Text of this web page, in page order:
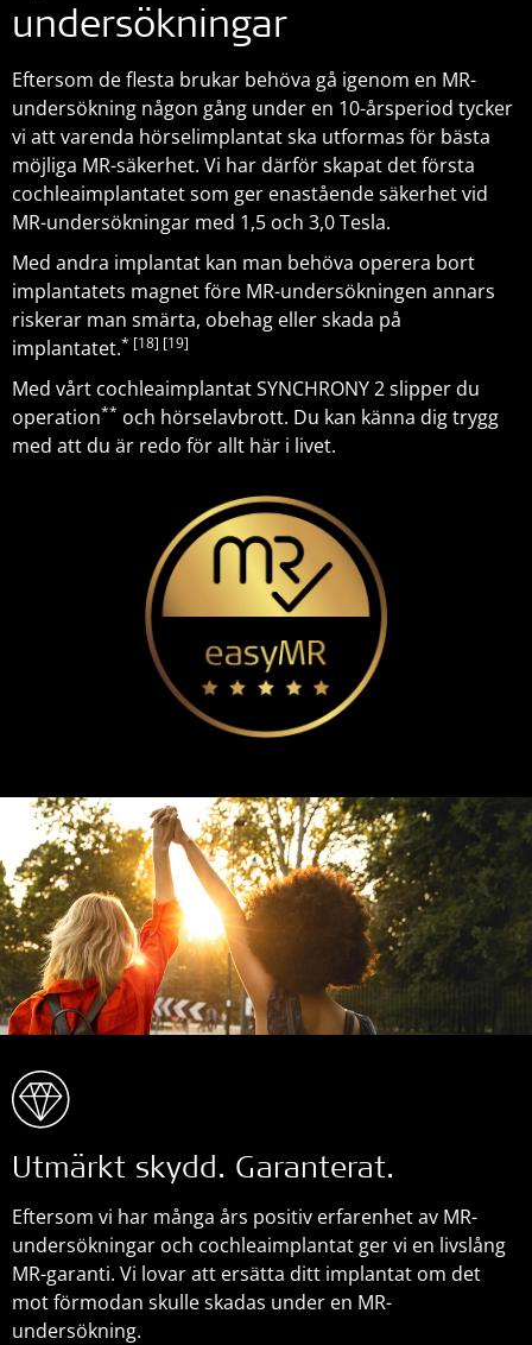
undersökningar
Eftersom de flesta brukar behöva gå igenom en MR-
undersökning någon gång under en 10-årsperiod tycker
vi att varenda hörselimplantat ska utformas för bästa
möjliga MR-säkerhet. Vi har därför skapat det första
cochleaimplantatet som ger enastående säkerhet vid
MR-undersökningar med 1,5 och 3,0 Tesla.
Med andra implantat kan man behöva operera bort
implantatets magnet före MR-undersökningen annars
riskerar man smärta, obehag eller skada på
implantatet.* [18] [19]
Med vårt cochleaimplantat SYNCHRONY 2 slipper du
operation** och hörselavbrott. Du kan känna dig trygg
med att du är redo för allt här i livet.
Utmärkt skydd. Garanterat.
Eftersom vi har många års positiv erfarenhet av MR-
undersökningar och cochleaimplantat ger vi en livslång
MR-garanti. Vi lovar att ersätta ditt implantat om det
mot förmodan skulle skadas under en MR-
undersökning.